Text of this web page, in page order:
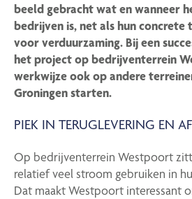
beeld gebracht wat en wanneer
bedrijven is, net als hun concrete
voor verduurzaming. Bij een
het project op bedrijventerrein
werkwijze ook op andere
Groningen starten.
PIEK IN TERUGLEVERING EN
Op bedrijventerrein Westpoort
relatief veel stroom gebruiken in
Dat maakt Westpoort interessant